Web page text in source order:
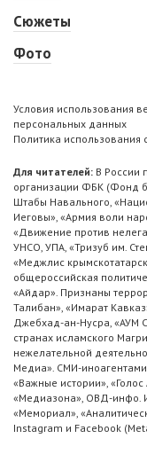
Сюжеты
Фото
Условия использования
персональных данных
Политика использования
Для читателей: В России
организации ФБК (Фонд
Штабы Навального,
Иеговы», «Армия воли
«Движение против
УНСО, УПА, «Тризуб им.
«Меджлис
общероссийская
«Айдар». Признаны
Талибан», «Имарат
Джебхад-ан-Нусра, «АУМ
странах исламского
нежелательной
Медиа». СМИ-
«Важные истории»,
«Медиазона», ОВД-инфо.
«Мемориал»,
Instagram и Facebook